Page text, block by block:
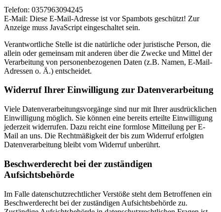
Telefon: 0357963094245
E-Mail: Diese E-Mail-Adresse ist vor Spambots geschützt! Zur
Anzeige muss JavaScript eingeschaltet sein.
Verantwortliche Stelle ist die natürliche oder juristische Person, die
allein oder gemeinsam mit anderen über die Zwecke und Mittel der
Verarbeitung von personenbezogenen Daten (z.B. Namen, E-Mail-
Adressen o. Ä.) entscheidet.
Widerruf Ihrer Einwilligung zur Datenverarbeitung
Viele Datenverarbeitungsvorgänge sind nur mit Ihrer ausdrücklichen
Einwilligung möglich. Sie können eine bereits erteilte Einwilligung
jederzeit widerrufen. Dazu reicht eine formlose Mitteilung per E-
Mail an uns. Die Rechtmäßigkeit der bis zum Widerruf erfolgten
Datenverarbeitung bleibt vom Widerruf unberührt.
Beschwerderecht bei der zuständigen
Aufsichtsbehörde
Im Falle datenschutzrechtlicher Verstöße steht dem Betroffenen ein
Beschwerderecht bei der zuständigen Aufsichtsbehörde zu.